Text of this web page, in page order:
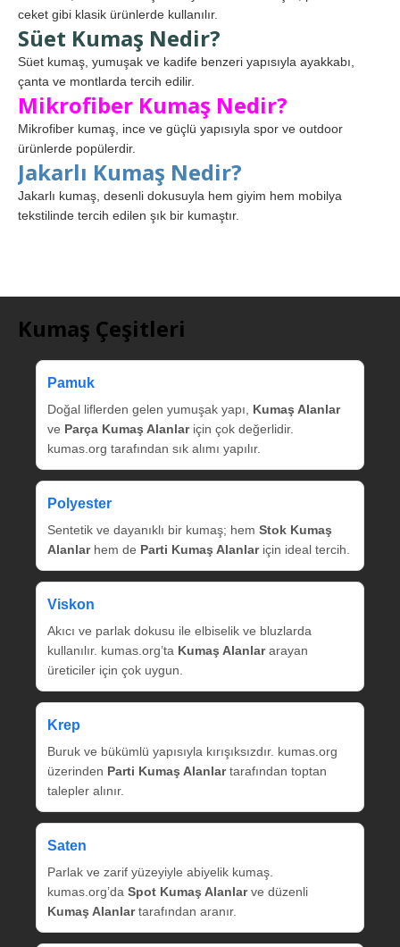
ceket gibi klasik ürünlerde kullanılır.
Süet Kumaş Nedir?
Süet kumaş, yumuşak ve kadife benzeri yapısıyla ayakkabı,
çanta ve montlarda tercih edilir.
Mikrofiber Kumaş Nedir?
Mikrofiber kumaş, ince ve güçlü yapısıyla spor ve outdoor
ürünlerde popülerdir.
Jakarlı Kumaş Nedir?
Jakarlı kumaş, desenli dokusuyla hem giyim hem mobilya
tekstilinde tercih edilen şık bir kumaştır.
Kumaş Çeşitleri
Pamuk
Doğal liflerden gelen yumuşak yapı, Kumaş Alanlar
ve Parça Kumaş Alanlariçin çok değerlidir.
kumas.org tarafından sık alımı yapılır.
Polyester
Sentetik ve dayanıklı bir kumaş; hem Stok Kumaş
Alanlarhem de Parti Kumaş Alanlariçin ideal tercih.
Viskon
Akıcı ve parlak dokusu ile elbiselik ve bluzlarda
kullanılır. kumas.org’ta Kumaş Alanlararayan
üreticiler için çok uygun.
Krep
Buruk ve bükümlü yapısıyla kırışıksızdır. kumas.org
üzerinden Parti Kumaş Alanlartarafından toptan
talepler alınır.
Saten
Parlak ve zarif yüzeyiyle abiyelik kumaş.
kumas.org’da Spot Kumaş Alanlarve düzenli
Kumaş Alanlartarafından aranır.